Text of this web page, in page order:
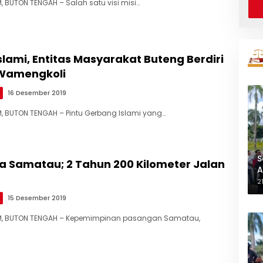
BUTON TENGAH – Salah satu visi misi…
Entitas Masyarakat Buteng Berdiri
16 Desember 2019
BUTON TENGAH – Pintu Gerbang Islami yang…
Samatau; 2 Tahun 200 Kilometer Jalan
15 Desember 2019
BUTON TENGAH – Kepemimpinan pasangan Samatau,